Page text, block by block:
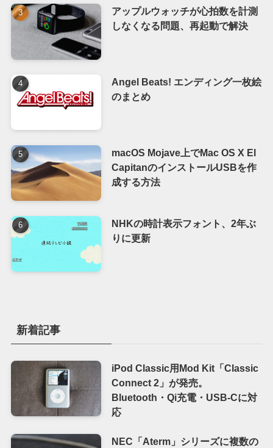
アップルウォッチが心拍数を計測
しなくなる問題、再起動で解決
Angel Beats! エンディング一枚絵
のまとめ
macOS Mojave上でMac OS X El
CapitanのインストールUSBを作
成する方法
NHKの時計表示フォント、2年ぶ
りに更新
新着記事
iPod Classic用Mod Kit「Classic
Connect 2」が発売。
Bluetooth・Qi充電・USB-Cに対
応
NEC「Aterm」シリーズに複数の